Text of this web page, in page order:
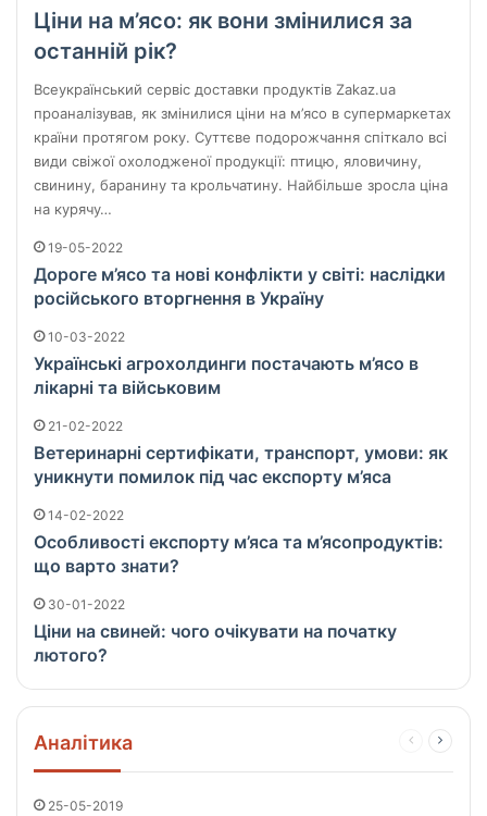
Ціни на м’ясо: як вони змінилися за
останній рік?
Всеукраїнський сервіс доставки продуктів Zakaz.ua
проаналізував, як змінилися ціни на м’ясо в супермаркетах
країни протягом року. Суттєве подорожчання спіткало всі
види свіжої охолодженої продукції: птицю, яловичину,
свинину, баранину та крольчатину. Найбільше зросла ціна
на курячу…
19-05-2022
Дороге м’ясо та нові конфлікти у світі: наслідки
російського вторгнення в Україну
10-03-2022
Українські агрохолдинги постачають м’ясо в
лікарні та військовим
21-02-2022
Ветеринарні сертифікати, транспорт, умови: як
уникнути помилок під час експорту м’яса
14-02-2022
Особливості експорту м’яса та м’ясопродуктів:
що варто знати?
30-01-2022
Ціни на свиней: чого очікувати на початку
лютого?
Аналітика
Попередня
25-05-2019